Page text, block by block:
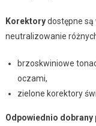
Korektorydostępne są
neutralizowanie
brzoskwiniowe
oczami,
zielone korektory
Odpowiednio